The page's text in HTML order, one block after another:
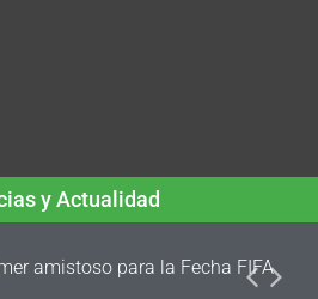
y Actualidad
amistoso para la Fecha FIFA